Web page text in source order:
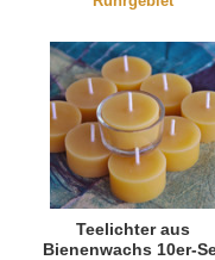
Teelichter aus
Bienenwachs 10er-